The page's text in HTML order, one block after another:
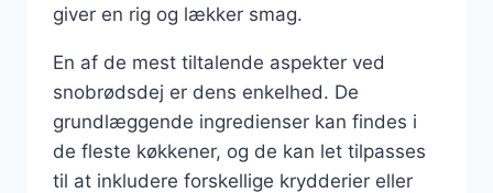
giver en rig og lækker smag.
En af de mest tiltalende aspekter ved
snobrødsdej er dens enkelhed. De
grundlæggende ingredienser kan findes i
de fleste køkkener, og de kan let tilpasses
til at inkludere forskellige krydderier eller